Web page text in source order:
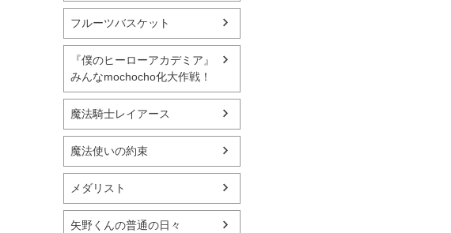
フルーツバスケット
『僕のヒーローアカデミア』
みんなmochocho化大作戦！
魔法騎士レイアース
魔法使いの約束
メダリスト
矢野くんの普通の日々